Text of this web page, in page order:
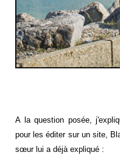
A la question posée,
pour les éditer sur un site,
sœur lui a déjà expliqué :